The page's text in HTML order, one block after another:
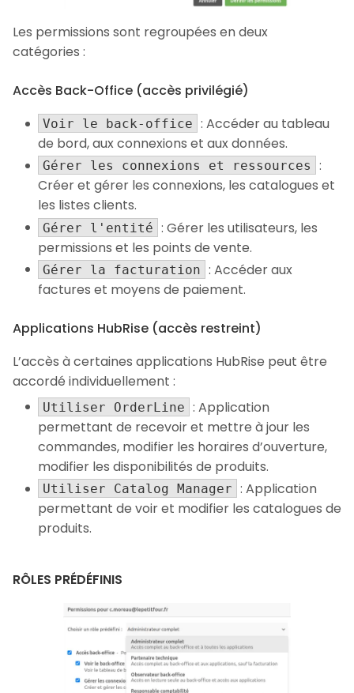
Les permissions sont regroupées en deux
catégories :
Accès Back-Office (accès privilégié)
Voir le back-office : Accéder au tableau
de bord, aux connexions et aux données.
Gérer les connexions et ressources
:
Créer et gérer les connexions, les catalogues et
les listes clients.
Gérer l'entité : Gérer les utilisateurs, les
permissions et les points de vente.
Gérer la facturation : Accéder aux
factures et moyens de paiement.
Applications HubRise (accès restreint)
L’accès à certaines applications HubRise peut être
accordé individuellement :
Utiliser OrderLine : Application
permettant de recevoir et mettre à jour les
commandes, modifier les horaires d’ouverture,
modifier les disponibilités de produits.
Utiliser Catalog Manager : Application
permettant de voir et modifier les catalogues de
produits.
RÔLES PRÉDÉFINIS